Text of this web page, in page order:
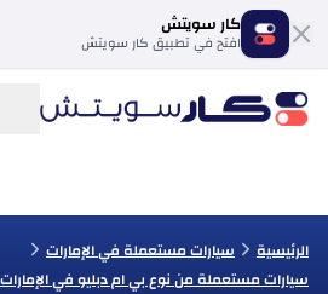
كار سويتش
افتح في تطبيق كار سويتش
الرئيسية
سيارات مستعملة في الإمارات
سيارات مستعملة من نوع بي ام دبليو في الإمارات